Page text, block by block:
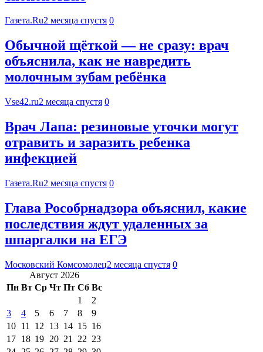
Газета.Ru2 месяца спустя 0
Обычной щёткой — не сразу: врач
объяснила, как не навредить
молочным зубам ребёнка
Vse42.ru2 месяца спустя 0
Врач Лапа: резиновые уточки могут
отравить и заразить ребенка
инфекцией
Газета.Ru2 месяца спустя 0
Глава Рособрнадзора объяснил, какие
последствия ждут удаленных за
шпаргалки на ЕГЭ
Московский Комсомолец2 месяца спустя 0
Август 2026
Пн Вт Ср Чт Пт Сб Вс
1
2
3
4 5 6 7 8
9
10 11 12 13 14 15 16
17 18 19 20 21 22 23